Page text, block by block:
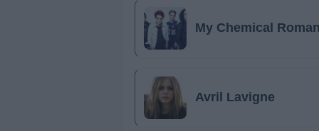
My Chemical
Avril Lavigne